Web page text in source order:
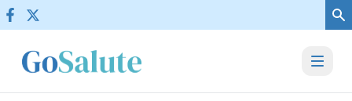
Vai al contenuto